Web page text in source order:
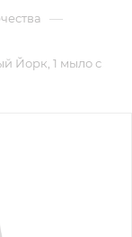
—
Йорк, 1 мыло с